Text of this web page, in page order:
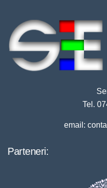
Tel.
email:
Parteneri: